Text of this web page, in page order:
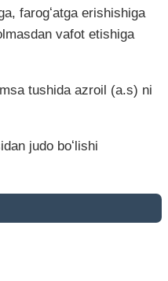
farogʻatga erishishiga
vafot etishiga
tushida azroil (a.s) ni
judo boʻlishi